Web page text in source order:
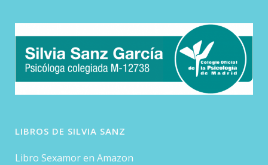
LIBROS DE SILVIA SANZ
Libro Sexamor en Amazon